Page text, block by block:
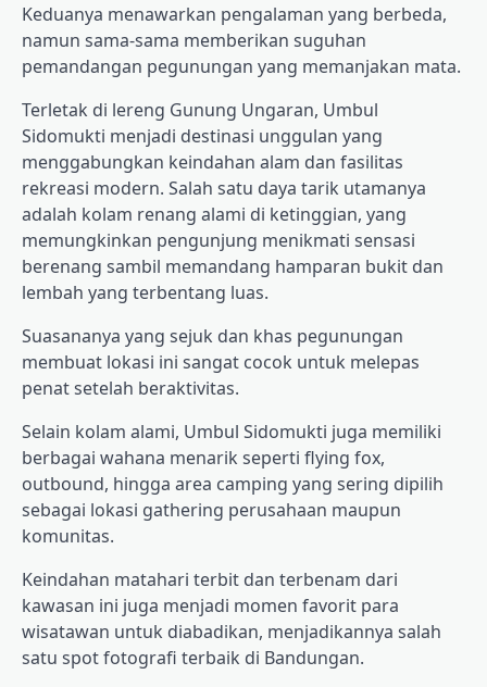
Keduanya menawarkan pengalaman yang berbeda,
namun sama-sama memberikan suguhan
pemandangan pegunungan yang memanjakan mata.
Terletak di lereng Gunung Ungaran, Umbul
Sidomukti menjadi destinasi unggulan yang
menggabungkan keindahan alam dan fasilitas
rekreasi modern. Salah satu daya tarik utamanya
adalah kolam renang alami di ketinggian, yang
memungkinkan pengunjung menikmati sensasi
berenang sambil memandang hamparan bukit dan
lembah yang terbentang luas.
Suasananya yang sejuk dan khas pegunungan
membuat lokasi ini sangat cocok untuk melepas
penat setelah beraktivitas.
Selain kolam alami, Umbul Sidomukti juga memiliki
berbagai wahana menarik seperti flying fox,
outbound, hingga area camping yang sering dipilih
sebagai lokasi gathering perusahaan maupun
komunitas.
Keindahan matahari terbit dan terbenam dari
kawasan ini juga menjadi momen favorit para
wisatawan untuk diabadikan, menjadikannya salah
satu spot fotografi terbaik di Bandungan.